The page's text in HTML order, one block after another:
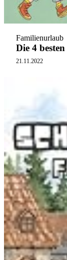
Familienurlaub
Die 4
21.11.2022